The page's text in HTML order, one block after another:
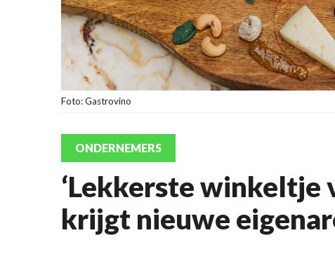
Foto: Gastrovino
ONDERNEMERS
‘Lekkerste winkeltje
krijgt nieuwe